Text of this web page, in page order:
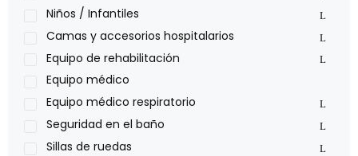
Oxiplus
Philips
Pride
Roho
Sillas de ruedas Everest Jennings
Stealth products
Xiehe Medical
Niños / Infantiles
Camas y accesorios hospitalarios
Equipo de rehabilitación
Equipo médico
Equipo médico respiratorio
Seguridad en el baño
Sillas de ruedas